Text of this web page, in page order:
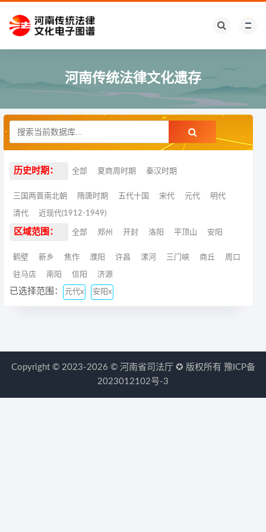
河南传统法律文化遗存
历史时期： 全部 夏商周时期 秦汉时期
三国两晋南北朝 隋唐时期 五代十国 宋代 元代 明代
清代 近现代(1912-1949)
区域范围： 全部 郑州 开封 洛阳 平顶山 安阳
鹤壁 新乡 焦作 濮阳 许昌 漯河 三门峡 商丘 周口
驻马店 南阳 信阳 济源
已选择范围： 元代x 安阳x
Copyright © 2023-2026 © 河南省司法厅 ✪ 版权所有 豫ICP备
2023012102号-3